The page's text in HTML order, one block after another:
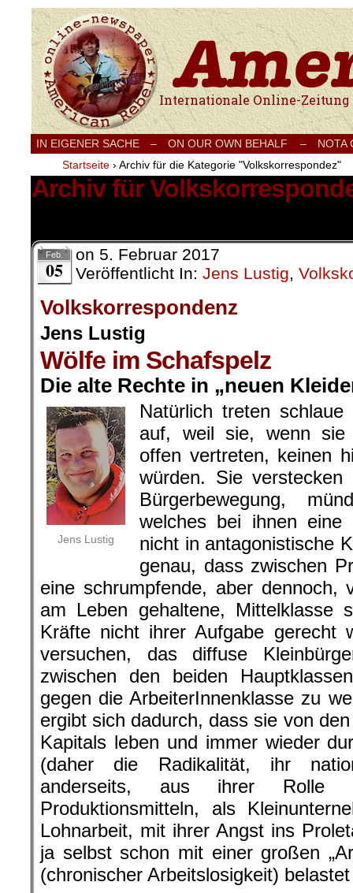
Internationale Onlinezeitung für Frieden,
IN EIGENER SACHE – ON OUR OWN BEHALF –
NOTA
Startseite › Archiv für die Kategorie "Volkskorrespondez"
Archiv für
Feb.
05
on 5. Februar 2017
Veröffentlicht In: Jens Lustig,
Volkskorrespondenz
Jens Lustig
Wölfe im Schafspelz
Die alte Rechte in „neuen
Jens Lustig
Natürlich treten
auf, weil sie, wenn sie
offen vertreten, keinen
würden. Sie
Bürgerbewegung,
welches bei ihnen
nicht in antagonistische
genau, dass zwischen
eine schrumpfende, aber dennoch,
am Leben gehaltene, Mittelklasse
Kräfte nicht ihrer Aufgabe gerecht
versuchen, das diffuse
zwischen den beiden
gegen die ArbeiterInnenklasse zu
ergibt sich dadurch, dass sie von
Kapitals leben und immer wieder
(daher die Radikalität, ihr
anderseits, aus ihrer Rolle
Produktionsmitteln, als
Lohnarbeit, mit ihrer Angst ins
ja selbst schon mit einer großen
(chronischer Arbeitslosigkeit)